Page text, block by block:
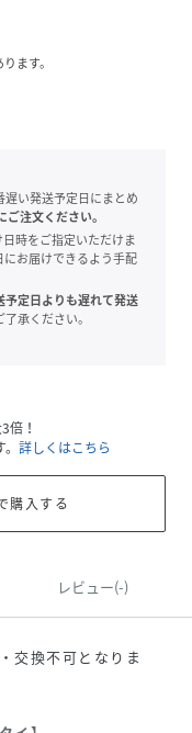
ます。
い発送予定日にまとめ
注文ください。
時をご指定いただけま
お届けできるよう手配
定日よりも遅れて発送
承ください。
倍！
詳しくはこちら
購入する
レビュー(-)
交換不可となりま